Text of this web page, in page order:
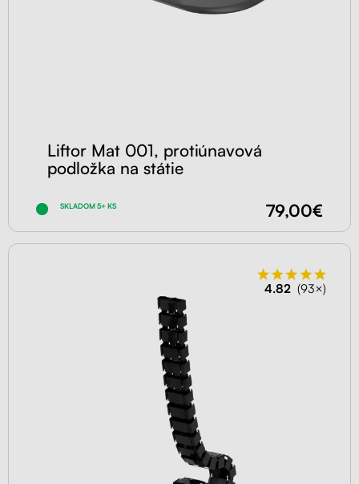
Liftor Mat 001, protiúnavová
podložka na státie
SKLADOM 5+ KS 79,00€
4.82 (93×)